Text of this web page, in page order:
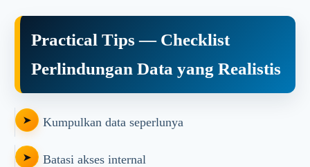
Practical Tips — Checklist
Perlindungan Data yang Realistis
Kumpulkan data seperlunya
Batasi akses internal